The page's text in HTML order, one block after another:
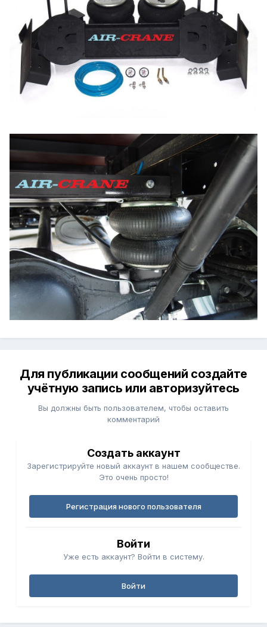
Для публикации сообщений создайте
учётную запись или авторизуйтесь
Вы должны быть пользователем, чтобы оставить
комментарий
Создать аккаунт
Зарегистрируйте новый аккаунт в нашем сообществе.
Это очень просто!
Регистрация нового пользователя
Войти
Уже есть аккаунт? Войти в систему.
Войти